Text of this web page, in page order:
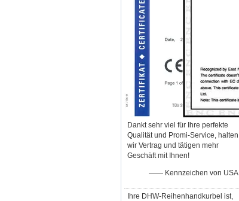
Dankt sehr viel für Ihre perfekte
Qualität und Promi-Service, halten
wir Vertrag und tätigen mehr
Geschäft mit Ihnen!
—— Kennzeichen von USA
Ihre DHW-Reihenhandkurbel ist,